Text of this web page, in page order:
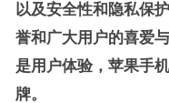
以及安全性和隐私保
誉和广大用户的喜爱
是用户体验，苹果手
牌。